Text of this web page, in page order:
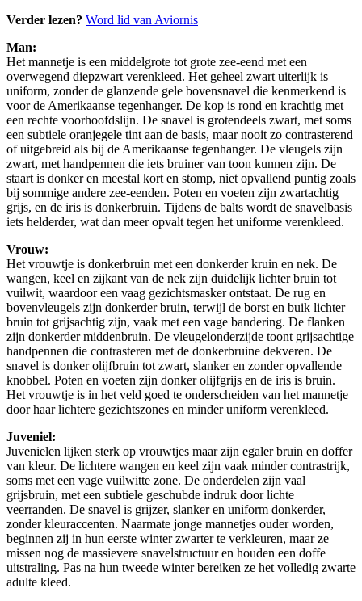
Verder lezen? Word lid van Aviornis
Man:
Het mannetje is een middelgrote tot grote zee-eend met een
overwegend diepzwart verenkleed. Het geheel zwart uiterlijk is
uniform, zonder de glanzende gele bovensnavel die kenmerkend is
voor de Amerikaanse tegenhanger. De kop is rond en krachtig met
een rechte voorhoofdslijn. De snavel is grotendeels zwart, met soms
een subtiele oranjegele tint aan de basis, maar nooit zo contrasterend
of uitgebreid als bij de Amerikaanse tegenhanger. De vleugels zijn
zwart, met handpennen die iets bruiner van toon kunnen zijn. De
staart is donker en meestal kort en stomp, niet opvallend puntig zoals
bij sommige andere zee-eenden. Poten en voeten zijn zwartachtig
grijs, en de iris is donkerbruin. Tijdens de balts wordt de snavelbasis
iets helderder, wat dan meer opvalt tegen het uniforme verenkleed.
Vrouw:
Het vrouwtje is donkerbruin met een donkerder kruin en nek. De
wangen, keel en zijkant van de nek zijn duidelijk lichter bruin tot
vuilwit, waardoor een vaag gezichtsmasker ontstaat. De rug en
bovenvleugels zijn donkerder bruin, terwijl de borst en buik lichter
bruin tot grijsachtig zijn, vaak met een vage bandering. De flanken
zijn donkerder middenbruin. De vleugelonderzijde toont grijsachtige
handpennen die contrasteren met de donkerbruine dekveren. De
snavel is donker olijfbruin tot zwart, slanker en zonder opvallende
knobbel. Poten en voeten zijn donker olijfgrijs en de iris is bruin.
Het vrouwtje is in het veld goed te onderscheiden van het mannetje
door haar lichtere gezichtszones en minder uniform verenkleed.
Juveniel:
Juvenielen lijken sterk op vrouwtjes maar zijn egaler bruin en doffer
van kleur. De lichtere wangen en keel zijn vaak minder contrastrijk,
soms met een vage vuilwitte zone. De onderdelen zijn vaal
grijsbruin, met een subtiele geschubde indruk door lichte
veerranden. De snavel is grijzer, slanker en uniform donkerder,
zonder kleuraccenten. Naarmate jonge mannetjes ouder worden,
beginnen zij in hun eerste winter zwarter te verkleuren, maar ze
missen nog de massievere snavelstructuur en houden een doffe
uitstraling. Pas na hun tweede winter bereiken ze het volledig zwarte
adulte kleed.